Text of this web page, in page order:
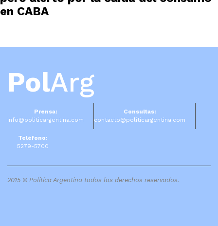
en CABA
PolArg
Prensa:
info@politicargentina.com
Consultas:
contacto@politicargentina.com
Teléfono:
5279-5700
2015 © Política Argentina todos los derechos reservados.